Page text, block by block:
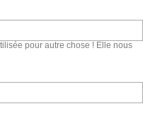
pour autre chose ! Elle nous